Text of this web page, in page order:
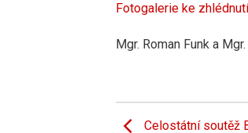
Fotogalerie ke zhlédnutí
Mgr. Roman Funk a
Celostátní soutěž